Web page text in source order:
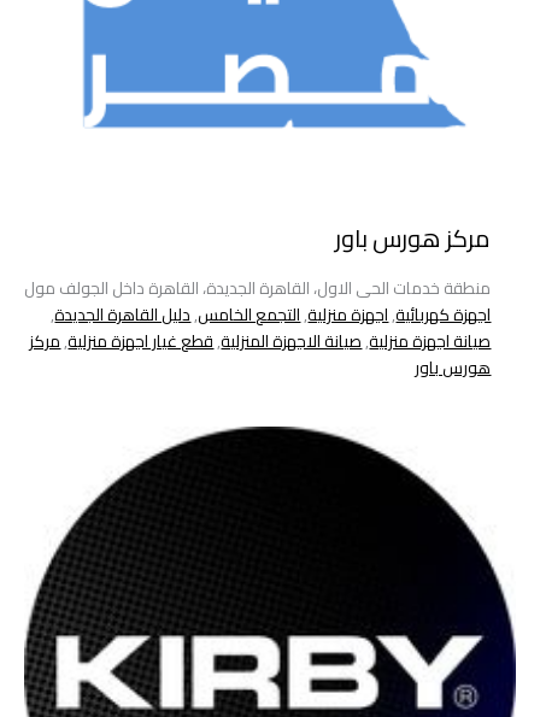
مركز هورس باور
منطقة خدمات الحى الاول، القاهرة الجديدة، القاهرة داخل الجولف مول
اجهزة كهربائية,اجهزة منزلية,التجمع الخامس,دليل القاهرة الجديدة,
صيانة اجهزة منزلية,صيانة الاجهزة المنزلية,قطع غيار اجهزة منزلية,مركز
هورس باور